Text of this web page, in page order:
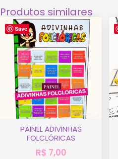
Produtos similares
Save
PAINEL ADIVINHAS
FOLCLÓRICAS
R$ 7,00